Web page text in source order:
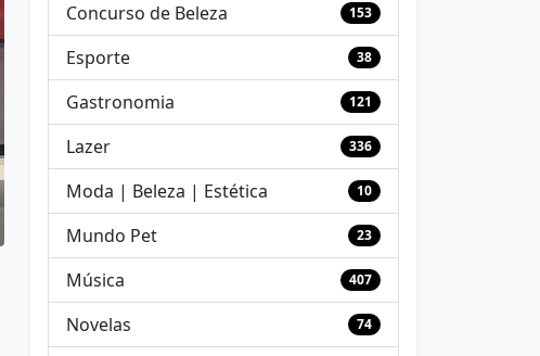
Concurso de Beleza 153
Esporte 38
Gastronomia 121
Lazer 336
Moda | Beleza | Estética 10
Mundo Pet 23
Música 407
Novelas 74